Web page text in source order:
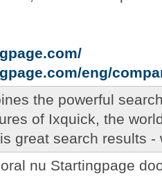
eng/
the powerful
of Ixquick, the
great search results
nu Startingpage